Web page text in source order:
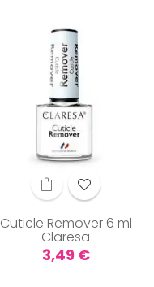
Cuticle Remover 6 ml
Claresa
Preis
3,49 €